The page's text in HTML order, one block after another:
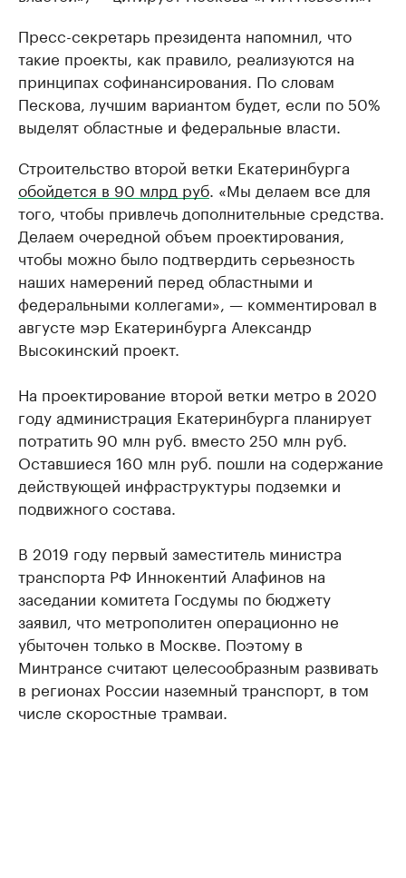
Пресс-секретарь президента напомнил, что
такие проекты, как правило, реализуются на
принципах софинансирования. По словам
Пескова, лучшим вариантом будет, если по 50%
выделят областные и федеральные власти.
Строительство второй ветки Екатеринбурга
обойдется в 90 млрд руб. «Мы делаем все для
того, чтобы привлечь дополнительные средства.
Делаем очередной объем проектирования,
чтобы можно было подтвердить серьезность
наших намерений перед областными и
федеральными коллегами», — комментировал в
августе мэр Екатеринбурга Александр
Высокинский проект.
На проектирование второй ветки метро в 2020
году администрация Екатеринбурга планирует
потратить 90 млн руб. вместо 250 млн руб.
Оставшиеся 160 млн руб. пошли на содержание
действующей инфраструктуры подземки и
подвижного состава.
В 2019 году первый заместитель министра
транспорта РФ Иннокентий Алафинов на
заседании комитета Госдумы по бюджету
заявил, что метрополитен операционно не
убыточен только в Москве. Поэтому в
Минтрансе считают целесообразным развивать
в регионах России наземный транспорт, в том
числе скоростные трамваи.